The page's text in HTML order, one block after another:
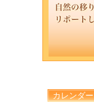
カレンダー